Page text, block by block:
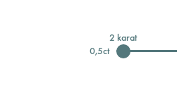
0,5ct
2 karat